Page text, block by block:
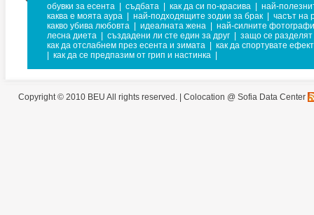
обувки за есента съдбата как да си по-красива
най-
каква е моята аура
най-подходящите зодии за брак
часът на
какво убива любовта
идеалната жена
най-силните
лесна диета
създадени ли сте един за друг
защо се разделят
как да отслабнем през есента и зимата
как да спортувате
как да се предпазим от грип и настинка
Copyright © 2010 BEU All rights reserved. | Colocation @ Sofia Data Center